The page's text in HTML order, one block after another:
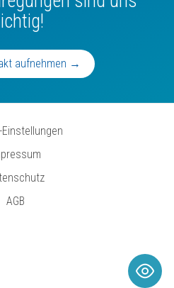
aufnehmen →
Einstellungen
AGB